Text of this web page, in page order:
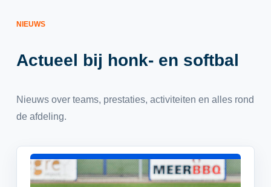
NIEUWS
Actueel bij honk- en softbal
Nieuws over teams, prestaties, activiteiten en alles rond
de afdeling.